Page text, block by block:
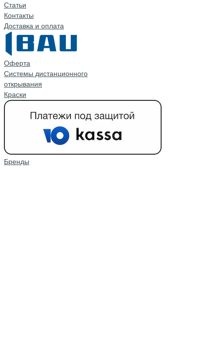
Cтатьи
Контакты
Доставка и оплата
Оферта
Системы дистанционного
открывания
Краски
Бренды